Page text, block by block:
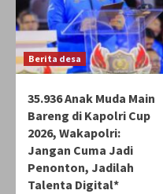
Berita desa
35.936 Anak Muda Main
Bareng di Kapolri Cup
2026, Wakapolri:
Jangan Cuma Jadi
Penonton, Jadilah
Talenta Digital*